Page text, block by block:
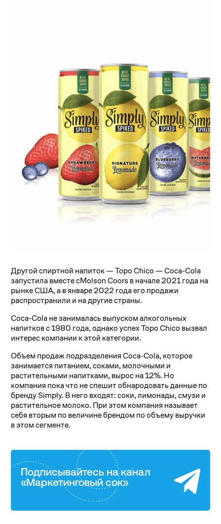
Другой спиртной напиток — Topo Chico — Coca-Cola
запустила вместе сMolson Coors в начале 2021 года на
рынке США, а в январе 2022 года его продажи
распространили и на другие страны.
Coca-Cola не занималась выпуском алкогольных
напитков с 1980 года, однако успех Topo Chico вызвал
интерес компании к этой категории.
Объем продаж подразделения Coca-Cola, которое
занимается питанием, соками, молочными и
растительными напитками, вырос на 12%. Но
компания пока что не спешит обнародовать данные по
бренду Simply. В него входят: соки, лимонады, смузи и
растительное молоко. При этом компания называет
себя вторым по величине брендом по объему выручки
в этом сегменте.
Подписывайтесь на канал
«Маркетинговый сок»